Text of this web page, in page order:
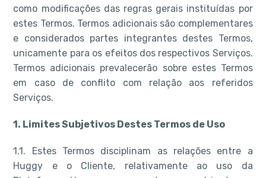
como modificações das regras gerais instituídas por
estes Termos. Termos adicionais são complementares
e considerados partes integrantes destes Termos,
unicamente para os efeitos dos respectivos Serviços.
Termos adicionais prevalecerão sobre estes Termos
em caso de conflito com relação aos referidos
Serviços.
1. Limites Subjetivos Destes Termos de Uso
1.1. Estes Termos disciplinam as relações entre a
Huggy e o Cliente, relativamente ao uso da